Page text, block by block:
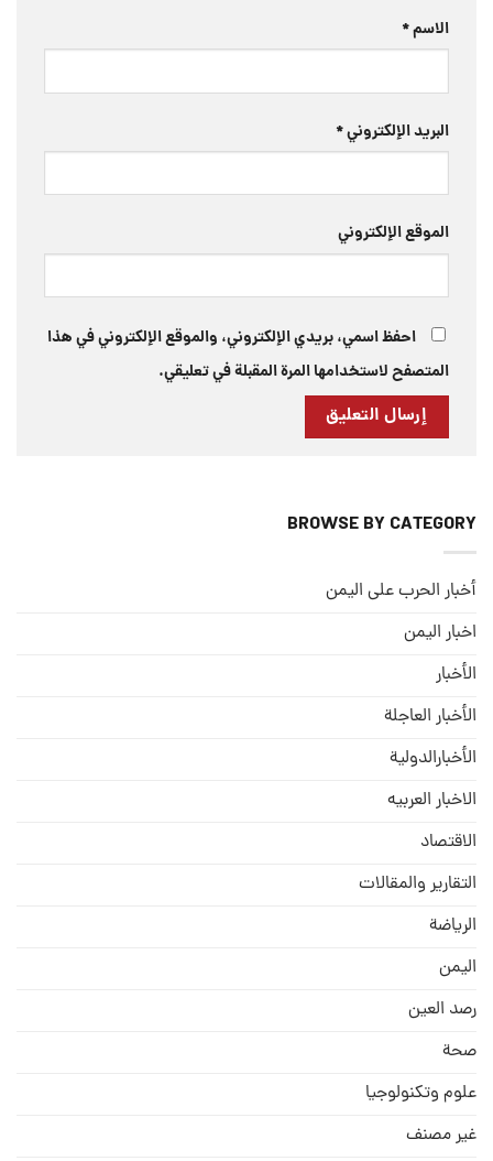
الاسم*
البريد الإلكتروني*
الموقع الإلكتروني
احفظ اسمي، بريدي الإلكتروني، والموقع الإلكتروني في هذا
المتصفح لاستخدامها المرة المقبلة في تعليقي.
BROWSE BY CATEGORY
أخبار الحرب على اليمن
اخبار اليمن
الأخبار
الأخبار العاجلة
الأخبارالدولية
الاخبار العربيه
الاقتصاد
التقارير والمقالات
الریاضة
الیمن
رصد العین
صحة
علوم وتكنولوجيا
غير مصنف